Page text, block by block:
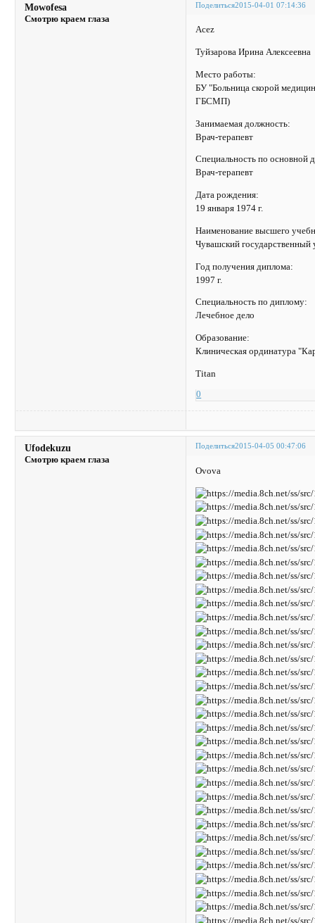
Поделиться2015-04-01 07:14:36
Mowofesa
Смотрю краем глаза
Acez
Туйзарова Ирина Алексеевна
Место работы:
БУ "Больница скорой
ГБСМП)
Занимаемая должность:
Врач-терапевт
Специальность по основной
Врач-терапевт
Дата рождения:
19 января 1974 г.
Наименование высшего
Чувашский государственный
Год получения диплома:
1997 г.
Специальность по диплому:
Лечебное дело
Образование:
Клиническая ординатура
Titan
0
Поделиться2015-04-05 00:47:06
Ufodekuzu
Смотрю краем глаза
Ovova